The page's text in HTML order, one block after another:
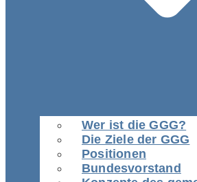
Wer ist die GGG?
Die Ziele der GGG
Positionen
Bundesvorstand